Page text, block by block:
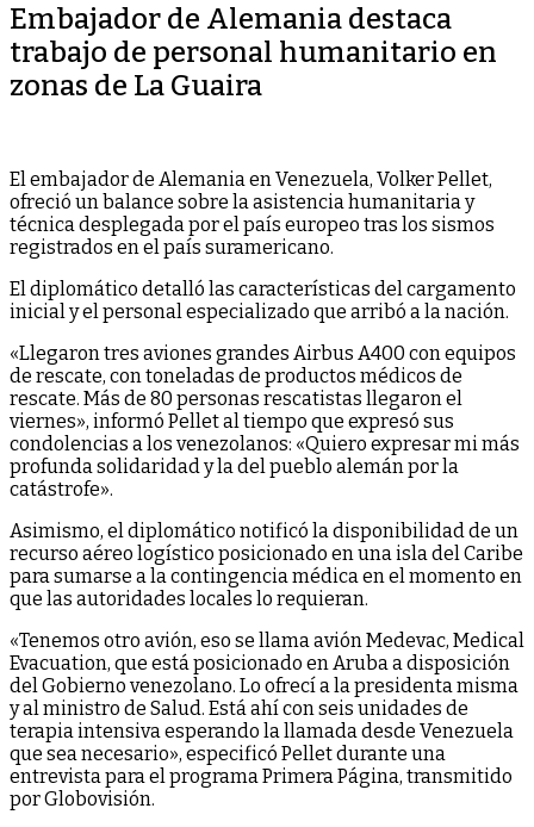
Embajador de Alemania destaca
trabajo de personal humanitario en
zonas de La Guaira
El embajador de Alemania en Venezuela, Volker Pellet,
ofreció un balance sobre la asistencia humanitaria y
técnica desplegada por el país europeo tras los sismos
registrados en el país suramericano.
El diplomático detalló las características del cargamento
inicial y el personal especializado que arribó a la nación.
«Llegaron tres aviones grandes Airbus A400 con equipos
de rescate, con toneladas de productos médicos de
rescate. Más de 80 personas rescatistas llegaron el
viernes», informó Pellet al tiempo que expresó sus
condolencias a los venezolanos: «Quiero expresar mi más
profunda solidaridad y la del pueblo alemán por la
catástrofe».
Asimismo, el diplomático notificó la disponibilidad de un
recurso aéreo logístico posicionado en una isla del Caribe
para sumarse a la contingencia médica en el momento en
que las autoridades locales lo requieran.
«Tenemos otro avión, eso se llama avión Medevac, Medical
Evacuation, que está posicionado en Aruba a disposición
del Gobierno venezolano. Lo ofrecí a la presidenta misma
y al ministro de Salud. Está ahí con seis unidades de
terapia intensiva esperando la llamada desde Venezuela
que sea necesario», especificó Pellet durante una
entrevista para el programa Primera Página, transmitido
por Globovisión.